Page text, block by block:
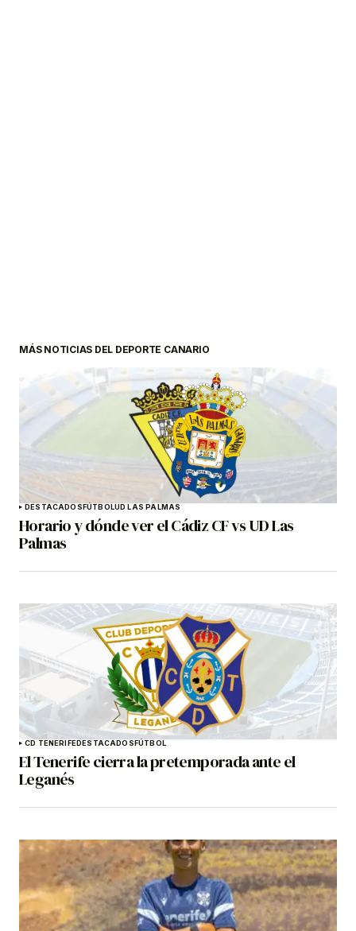
MÁS NOTICIAS DEL DEPORTE CANARIO
DESTACADOSFÚTBOLUD LAS PALMAS
Horario y dónde ver el Cádiz CF vs UD Las
Palmas
CD TENERIFEDESTACADOSFÚTBOL
El Tenerife cierra la pretemporada ante el
Leganés